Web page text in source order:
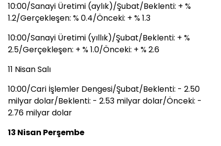
10:00/Sanayi Üretimi (aylık)/Şubat/Beklenti: + %
1.2/Gerçekleşen: % 0.4/Önceki: + % 1.3
10:00/Sanayi Üretimi (yıllık)/Şubat/Beklenti: + %
2.5/Gerçekleşen: + % 1.0/Önceki: + % 2.6
11 Nisan Salı
10:00/Cari İşlemler Dengesi/Şubat/Beklenti: - 2.50
milyar dolar/Beklenti: - 2.53 milyar dolar/Önceki: -
2.76 milyar dolar
13 Nisan Perşembe